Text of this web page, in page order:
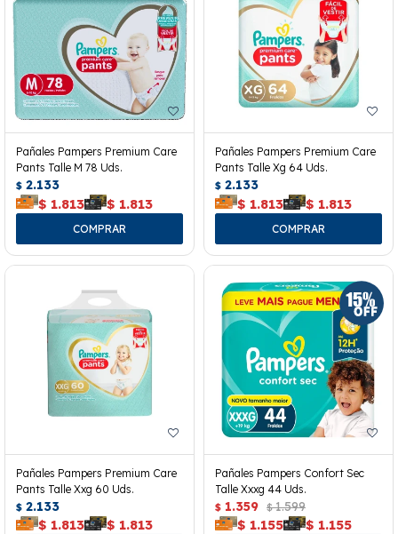
Pañales Pampers Premium Care
Pants Talle M 78 Uds.
$ 2.133
$ 1.813 $ 1.813
Pañales Pampers Premium Care
Pants Talle Xg 64 Uds.
$ 2.133
$ 1.813 $ 1.813
Pañales Pampers Premium Care
Pants Talle Xxg 60 Uds.
$ 2.133
$ 1.813 $ 1.813
Pañales Pampers Confort Sec
Talle Xxxg 44 Uds.
$ 1.359 $ 1.599
$ 1.155 $ 1.155